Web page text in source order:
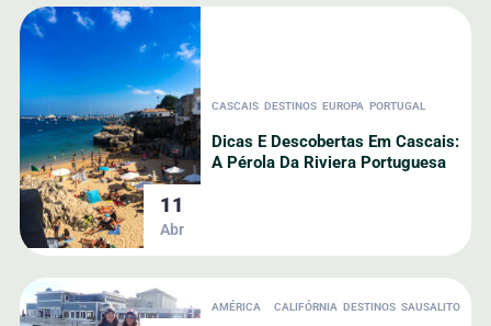
11
Abr
CASCAIS DESTINOS EUROPA PORTUGAL
Dicas E Descobertas Em Cascais:
A Pérola Da Riviera Portuguesa
AMÉRICA CALIFÓRNIA DESTINOS SAUSALITO